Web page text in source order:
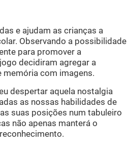
e ajudam as crianças a
Observando a possibilidade
para promover a
decidiram agregar a
com imagens.
despertar aquela nostalgia
as nossas habilidades de
suas posições num tabuleiro
não apenas manterá o